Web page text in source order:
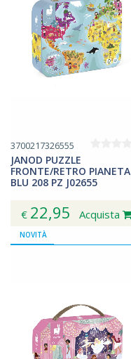
3700217326555
JANOD PUZZLE
FRONTE/RETRO PIANETA
BLU 208 PZ J02655
€ 22,95 Acquista
NOVITÀ